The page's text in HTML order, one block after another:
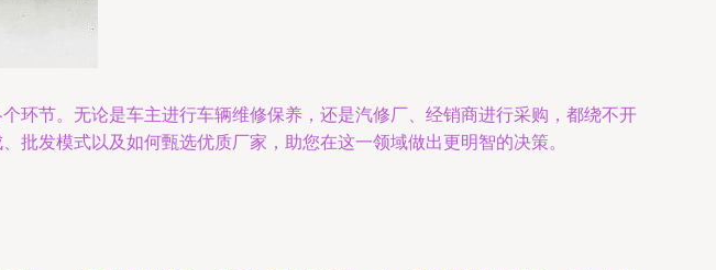
环节。无论是车主进行车辆维修保养，还是汽修厂、经销商进行采购，都绕不开
发模式以及如何甄选优质厂家，助您在这一领域做出更明智的决策。